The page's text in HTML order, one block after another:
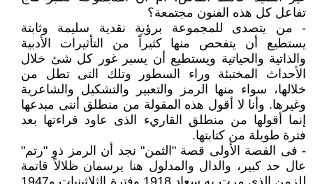
تفاعل كل هذه الفنون مجتمعة؟
- من يتصدى للمجموعة برؤية نقدية سليمة وثابتة
يستطيع أن يتفحص منها كثيراً من التأثيرات الأدبية
والذاتية والحياتية ويستطيع أن يسبر غور كل شئ خلال
الأحداث المختبئة وراء السطور وتلك التى تطل من
خلالها، سواء منها الرمز والتعبير والتشكيل والشاعرية
وغيرها. وأنا لا أقول هذه المقولة من منطلق أننى مبدعها
إنما أقولها من منطلق القاريء الذى عاود قراءتها بعد
فترة طويلة من كتابتها.
- فى القصة الأولى قصة "الثمن" نجد أن الرمز ذو "رتم"
عال حد كبير، والدال والمدلول هنا يرسمان ظلالاً قاتمة